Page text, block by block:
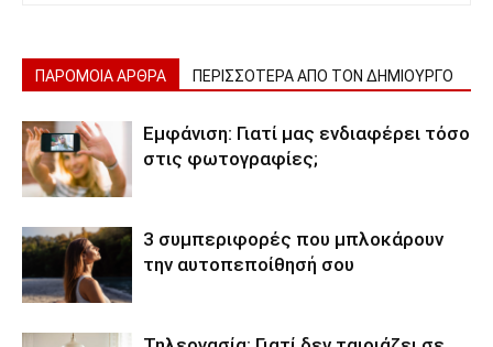
ΠΑΡΟΜΟΙΑ ΑΡΘΡΑ ΠΕΡΙΣΣΟΤΕΡΑ ΑΠΟ ΤΟΝ ΔΗΜΙΟΥΡΓΟ
Εμφάνιση: Γιατί μας ενδιαφέρει τόσο
στις φωτογραφίες;
3 συμπεριφορές που μπλοκάρουν
την αυτοπεποίθησή σου